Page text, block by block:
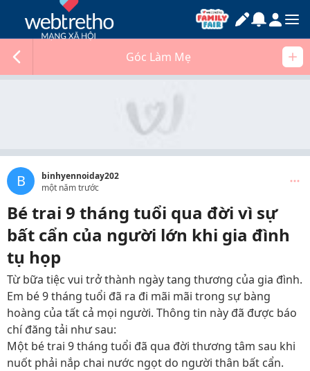
Góc Làm Mẹ
B
binhyennoiday202
một năm trước
Bé trai 9 tháng tuổi qua đời vì sự
bất cẩn của người lớn khi gia đình
tụ họp
Từ bữa tiệc vui trở thành ngày tang thương của gia đình.
Em bé 9 tháng tuổi đã ra đi mãi mãi trong sự bàng
hoàng của tất cả mọi người. Thông tin này đã được báo
chí đăng tải như sau:
Một bé trai 9 tháng tuổi đã qua đời thương tâm sau khi
nuốt phải nắp chai nước ngọt do người thân bất cẩn.